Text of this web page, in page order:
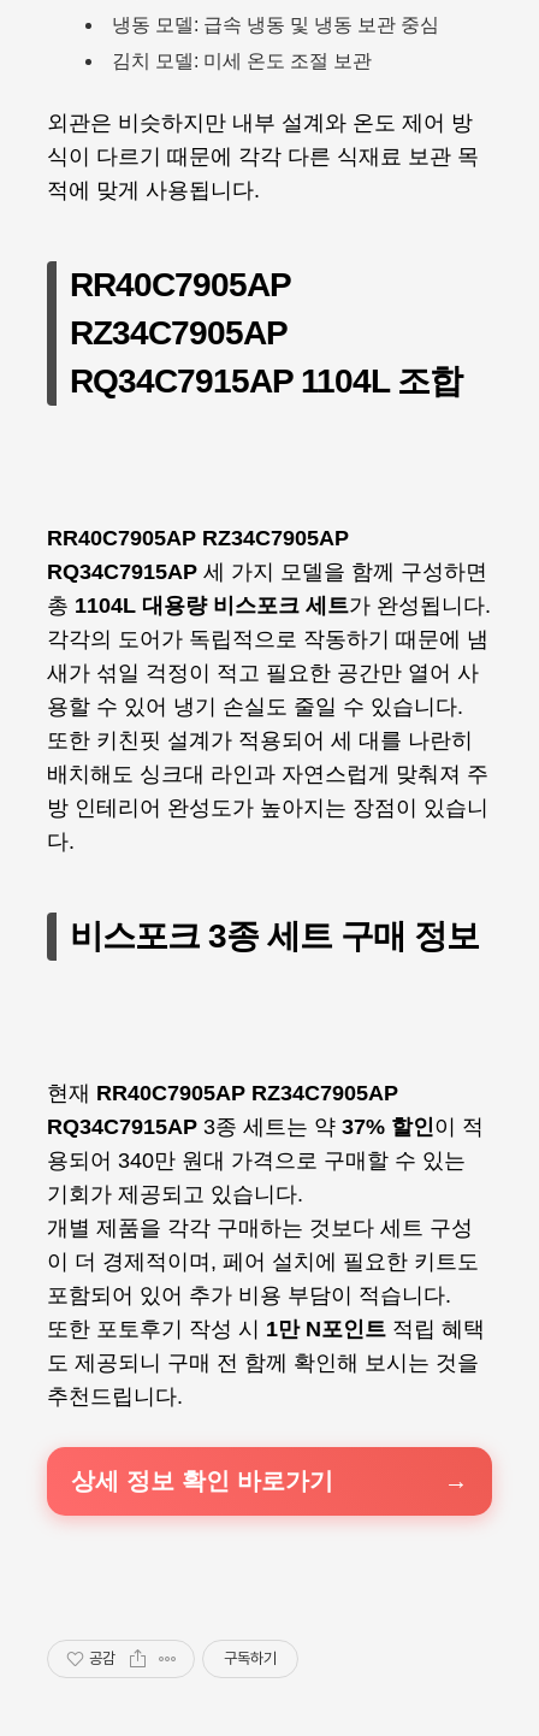
냉동 모델: 급속 냉동 및 냉동 보관 중심
김치 모델: 미세 온도 조절 보관
외관은 비슷하지만 내부 설계와 온도 제어 방
식이 다르기 때문에 각각 다른 식재료 보관 목
적에 맞게 사용됩니다.
RR40C7905AP
RZ34C7905AP
RQ34C7915AP 1104L 조합
RR40C7905AP RZ34C7905AP
RQ34C7915AP 세 가지 모델을 함께 구성하면
총 1104L 대용량 비스포크 세트가 완성됩니다.
각각의 도어가 독립적으로 작동하기 때문에 냄
새가 섞일 걱정이 적고 필요한 공간만 열어 사
용할 수 있어 냉기 손실도 줄일 수 있습니다.
또한 키친핏 설계가 적용되어 세 대를 나란히
배치해도 싱크대 라인과 자연스럽게 맞춰져 주
방 인테리어 완성도가 높아지는 장점이 있습니
다.
비스포크 3종 세트 구매 정보
현재 RR40C7905AP RZ34C7905AP
RQ34C7915AP 3종 세트는 약 37% 할인이 적
용되어 340만 원대 가격으로 구매할 수 있는
기회가 제공되고 있습니다.
개별 제품을 각각 구매하는 것보다 세트 구성
이 더 경제적이며, 페어 설치에 필요한 키트도
포함되어 있어 추가 비용 부담이 적습니다.
또한 포토후기 작성 시 1만 N포인트 적립 혜택
도 제공되니 구매 전 함께 확인해 보시는 것을
추천드립니다.
상세 정보 확인 바로가기
공감 구독하기